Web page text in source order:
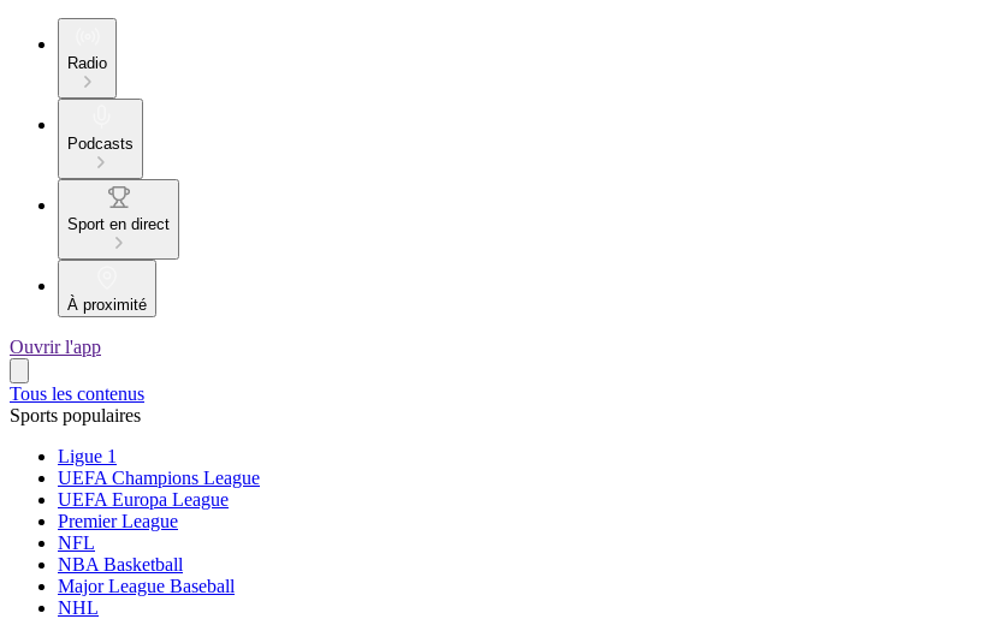
Radio
Podcasts
Sport en direct
À proximité
Ouvrir l'app
Tous les contenus
Sports populaires
Ligue 1
UEFA Champions League
UEFA Europa League
Premier League
NFL
NBA Basketball
Major League Baseball
NHL